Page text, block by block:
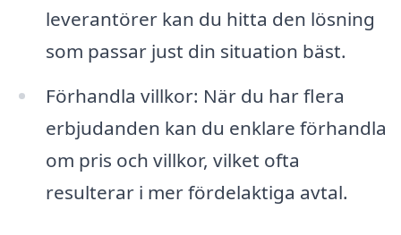
leverantörer kan du hitta den lösning
som passar just din situation bäst.
Förhandla villkor: När du har flera
erbjudanden kan du enklare förhandla
om pris och villkor, vilket ofta
resulterar i mer fördelaktiga avtal.